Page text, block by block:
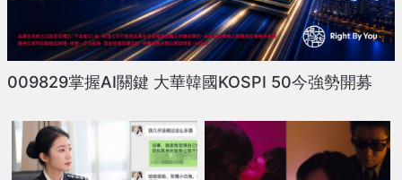
009829掌握AI關鍵 大華韓國KOSPI 50今強勢開募